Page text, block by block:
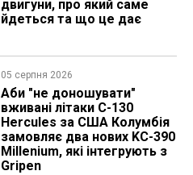
двигуни, про який саме
йдеться та що це дає
05 серпня 2026
Аби "не доношувати"
вживані літаки C-130
Hercules за США Колумбія
замовляє два нових KC-390
Millenium, які інтегрують з
Gripen